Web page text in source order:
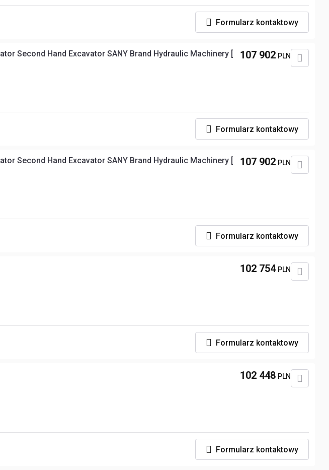
Formularz kontaktowy
Second Hand Excavator SANY Brand Hydraulic Machinery [
107 902 PLN
Formularz kontaktowy
Second Hand Excavator SANY Brand Hydraulic Machinery [
107 902 PLN
Formularz kontaktowy
102 754 PLN
Formularz kontaktowy
102 448 PLN
Formularz kontaktowy